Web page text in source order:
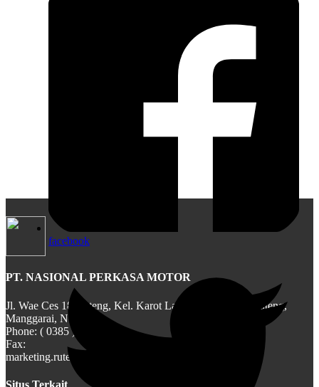
CB 150 VERZA
facebook
PT. NASIONAL PERKASA MOTOR
Jl. Wae Ces 18 Ruteng, Kel. Karot Langke Rembong, Ruteng,
Manggarai, NTT
Phone: ( 0385 ) 22324
Fax:
marketing.ruteng@gmail.com
Situs Terkait